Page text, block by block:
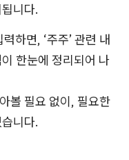
니다.
하면, ‘주주’ 관련 내
한눈에 정리되어 나
볼 필요 없이, 필요한
니다.